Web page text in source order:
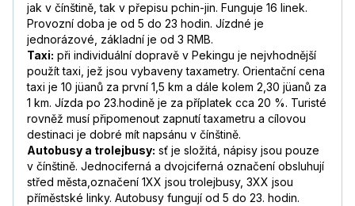
jak v čínštině, tak v přepisu pchin-jin. Funguje 16 linek.
Provozní doba je od 5 do 23 hodin. Jízdné je
jednorázové, základní je od 3 RMB.
Taxi: při individuální dopravě v Pekingu je nejvhodnější
použít taxi, jež jsou vybaveny taxametry. Orientační cena
taxi je 10 jüanů za první 1,5 km a dále kolem 2,30 jüanů za
1 km. Jízda po 23.hodině je za příplatek cca 20 %. Turisté
rovněž musí připomenout zapnutí taxametru a cílovou
destinaci je dobré mít napsánu v čínštině.
Autobusy a trolejbusy: sť je složitá, nápisy jsou pouze
v čínštině. Jednociferná a dvojciferná označení obsluhují
střed města,označení 1XX jsou trolejbusy, 3XX jsou
příměstské linky. Autobusy fungují od 5 do 23. hodin.